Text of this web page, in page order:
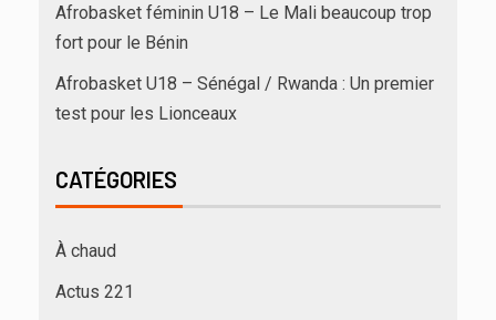
Afrobasket féminin U18 – Le Mali beaucoup trop
fort pour le Bénin
Afrobasket U18 – Sénégal / Rwanda : Un premier
test pour les Lionceaux
CATÉGORIES
À chaud
Actus 221